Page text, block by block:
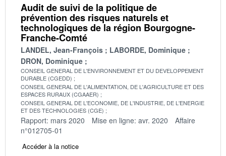
Audit de suivi de la politique de
prévention des risques naturels et
technologiques de la région Bourgogne-
Franche-Comté
LANDEL, Jean-François
LABORDE, Dominique
DRON, Dominique
CONSEIL GENERAL DE L'ENVIRONNEMENT ET DU DEVELOPPEMENT
DURABLE (CGEDD)
CONSEIL GENERAL DE L'ALIMENTATION, DE L'AGRICULTURE ET DES
ESPACES RURAUX (CGAAER)
CONSEIL GENERAL DE L'ECONOMIE, DE L'INDUSTRIE, DE L'ENERGIE
ET DES TECHNOLOGIES (CGE)
Rapport: mars 2020 Mise en ligne: avr. 2020
Affaire
n°012705-01
Accéder à la notice